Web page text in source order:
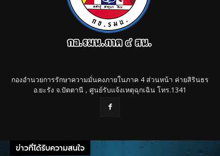
กองอำนวยการรักษาความมั่นคงภายในภาค 4 ส่วนหน้า ค่ายสิรินธร
อ.ยะรัง จ.ปัตตานี , ศูนย์รับแจ้งเหตุฉุกเฉิน โทร.1341
ข่าวที่ได้รับความสนใจ